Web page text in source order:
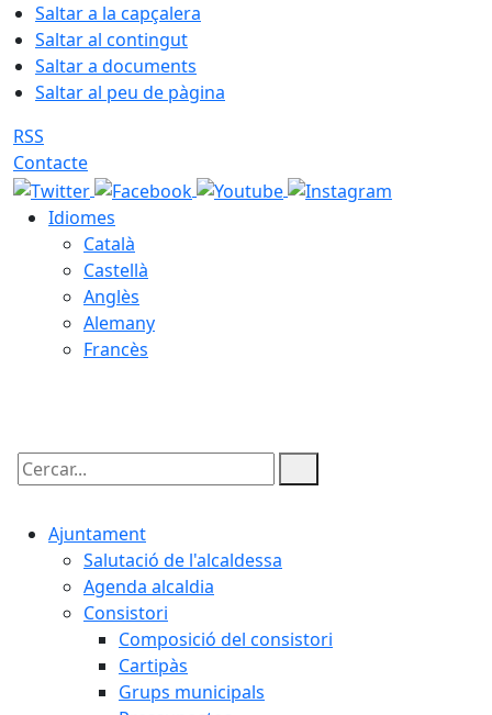
Saltar a la capçalera
Saltar al contingut
Saltar a documents
Saltar al peu de pàgina
RSS
Contacte
Idiomes
Català
Castellà
Anglès
Alemany
Francès
Cercar:
Ajuntament
Salutació de l'alcaldessa
Agenda alcaldia
Consistori
Composició del consistori
Cartipàs
Grups municipals